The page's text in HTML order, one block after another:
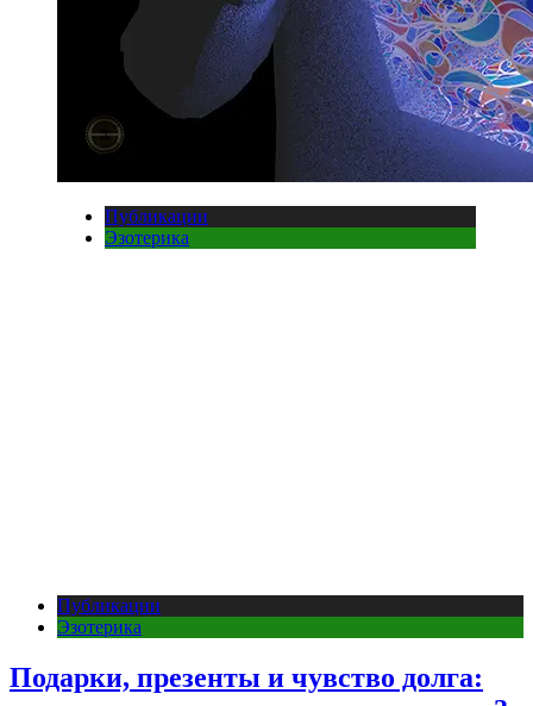
Публикации
Эзотерика
Публикации
Эзотерика
Подарки, презенты и чувство долга: